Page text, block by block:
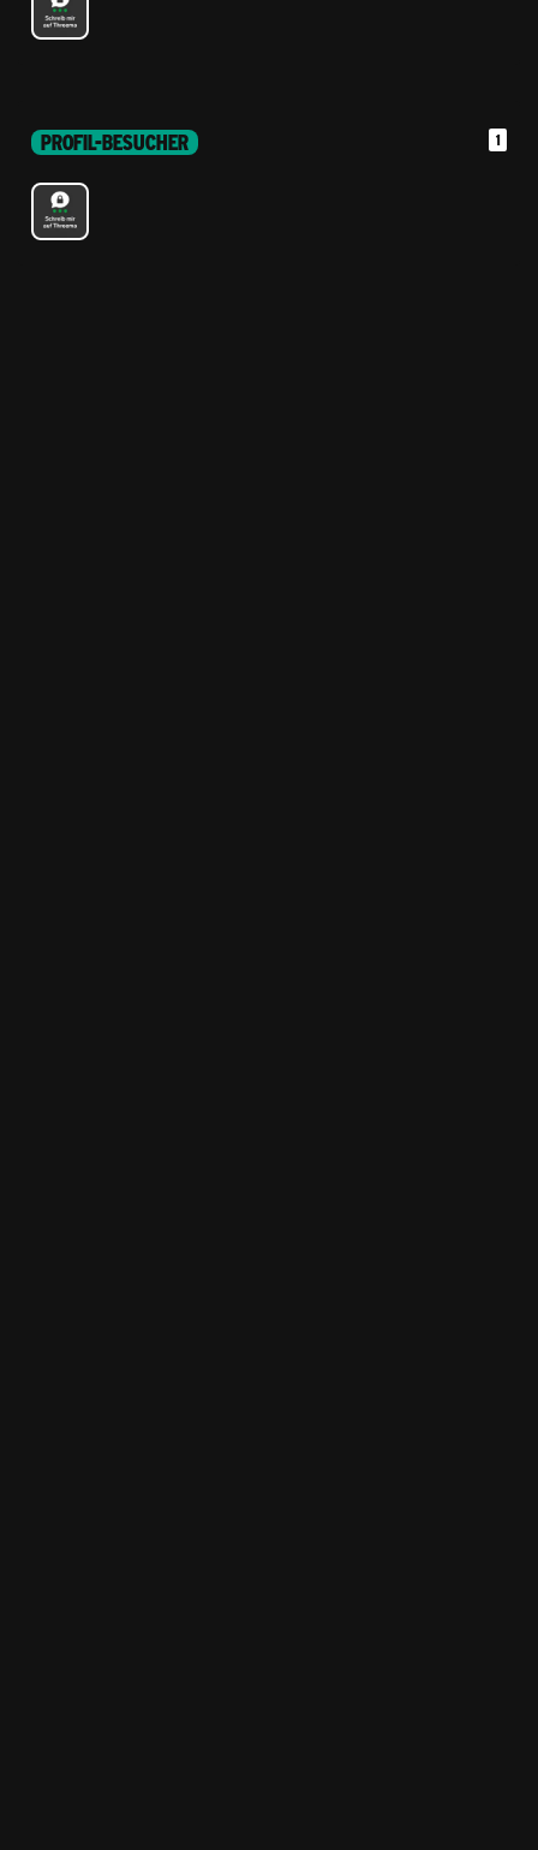
PROFIL-BESUCHER 1